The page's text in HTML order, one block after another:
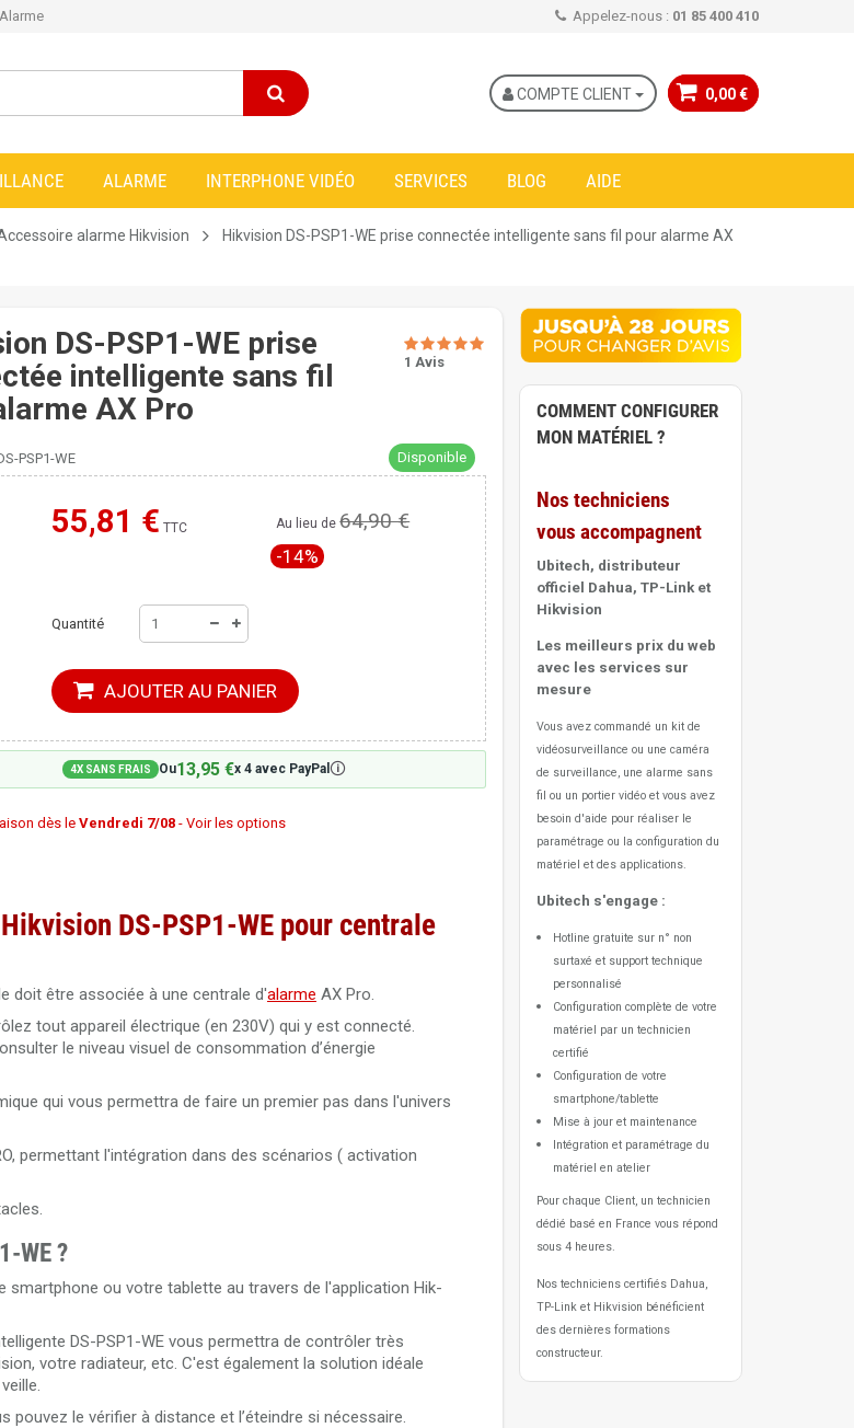
Appelez-nous : 01 85 400 410
0,00 €
COMPTE CLIENT
ALARME INTERPHONE VIDÉO SERVICES BLOG AIDE
alarme Hikvision
Hikvision DS-PSP1-WE prise connectée intelligente sans fil pour alarme AX
DS-PSP1-WE prise
intelligente sans fil
AX Pro
PSP1-WE Disponible
55,81 € TTC
Moins cher ailleurs ? Au lieu de64,90 €
-14%
Quantité
AJOUTER AU PANIER
4X SANS FRAIS Ou13,95 €x 4 avec PayPal🛈
dès le Vendredi 7/08- Voir les options
1 Avis
DS-PSP1-WE pour centrale
doit être associée à une centrale d'alarme AX Pro.
tout appareil électrique (en 230V) qui y est connecté.
le niveau visuel de consommation d’énergie
qui vous permettra de faire un premier pas dans l'univers
permettant l'intégration dans des scénarios ( activation
WE ?
ou votre tablette au travers de l'application Hik-
DS-PSP1-WE vous permettra de contrôler très
votre radiateur, etc. C'est également la solution idéale
le vérifier à distance et l’éteindre si nécessaire.
COMMENT CONFIGURER
MON MATÉRIEL ?
Nos techniciens
vous accompagnent
Ubitech, distributeur
officiel Dahua, TP-Link et
Hikvision
Les meilleurs prix du web
avec les services sur
mesure
Vous avez commandé un kit de
vidéosurveillance ou une caméra
de surveillance, une alarme sans
fil ou un portier vidéo et vous avez
besoin d'aide pour réaliser le
paramétrage ou la configuration du
matériel et des applications.
Ubitech s'engage :
Hotline gratuite sur n° non
surtaxé et support technique
personnalisé
Configuration complète de votre
matériel par un technicien
certifié
Configuration de votre
smartphone/tablette
Mise à jour et maintenance
Intégration et paramétrage du
matériel en atelier
Pour chaque Client, un technicien
dédié basé en France vous répond
sous 4 heures.
Nos techniciens certifiés Dahua,
TP-Link et Hikvision bénéficient
des dernières formations
constructeur.